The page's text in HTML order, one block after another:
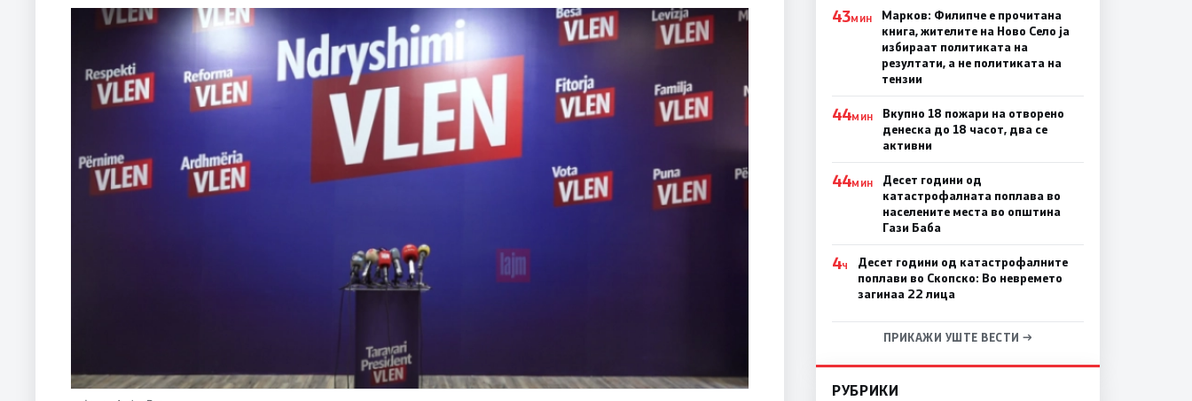
43МИН
Марков: Филипче е прочитана
книга, жителите на Ново Село ја
избираат политиката на
резултати, а не политиката на
тензии
44МИН
Вкупно 18 пожари на отворено
денеска до 18 часот, два се
активни
44МИН
Десет години од
катастрофалната поплава во
населените места во општина
Гази Баба
4Ч
Десет години од катастрофалните
поплави во Скопско: Во невремето
загинаа 22 лица
ПРИКАЖИ УШТЕ ВЕСТИ →
РУБРИКИ